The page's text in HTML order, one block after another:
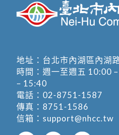
地址： 台北市內湖區內湖
時間：週一至週五 10:00
– 15:40
電話： 02-8751-1587
傳真：8751-1586
信箱： support@nhcc.tw